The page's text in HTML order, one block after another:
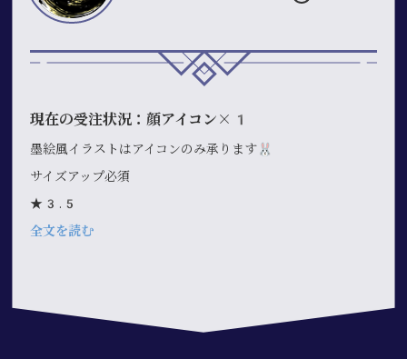
現在の受注状況：顔アイコン×1
墨絵風イラストはアイコンのみ承ります🐰
サイズアップ必須
★3.5
全文を読む